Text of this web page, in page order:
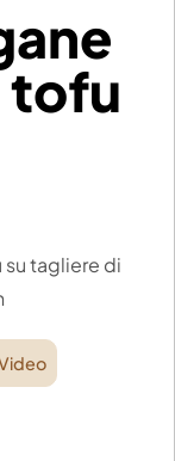
tofu